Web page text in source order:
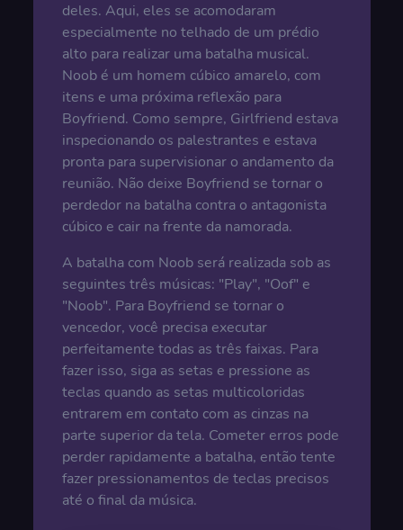
deles. Aqui, eles se acomodaram
especialmente no telhado de um prédio
alto para realizar uma batalha musical.
Noob é um homem cúbico amarelo, com
itens e uma próxima reflexão para
Boyfriend. Como sempre, Girlfriend estava
inspecionando os palestrantes e estava
pronta para supervisionar o andamento da
reunião. Não deixe Boyfriend se tornar o
perdedor na batalha contra o antagonista
cúbico e cair na frente da namorada.
A batalha com Noob será realizada sob as
seguintes três músicas: "Play", "Oof" e
"Noob". Para Boyfriend se tornar o
vencedor, você precisa executar
perfeitamente todas as três faixas. Para
fazer isso, siga as setas e pressione as
teclas quando as setas multicoloridas
entrarem em contato com as cinzas na
parte superior da tela. Cometer erros pode
perder rapidamente a batalha, então tente
fazer pressionamentos de teclas precisos
até o final da música.